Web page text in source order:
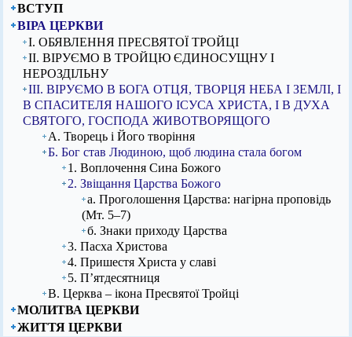
ВСТУП
ВІРА ЦЕРКВИ
I. ОБЯВЛЕННЯ ПРЕСВЯТОЇ ТРОЙЦІ
ІІ. ВІРУЄМО В ТРОЙЦЮ ЄДИНОСУЩНУ І
НЕРОЗДІЛЬНУ
ІІІ. ВІРУЄМО В БОГА ОТЦЯ, ТВОРЦЯ НЕБА І ЗЕМЛІ, І
В СПАСИТЕЛЯ НАШОГО ІСУСА ХРИСТА, І В ДУХА
СВЯТОГО, ГОСПОДА ЖИВОТВОРЯЩОГО
А. Творець і Його творіння
Б. Бог став Людиною, щоб людина стала богом
1. Воплочення Сина Божого
2. Звіщання Царства Божого
а. Проголошення Царства: нагірна проповідь
(Мт. 5–7)
б. Знаки приходу Царства
3. Пасха Христова
4. Пришестя Христа у славі
5. П’ятдесятниця
В. Церква – ікона Пресвятої Тройці
МОЛИТВА ЦЕРКВИ
ЖИТТЯ ЦЕРКВИ